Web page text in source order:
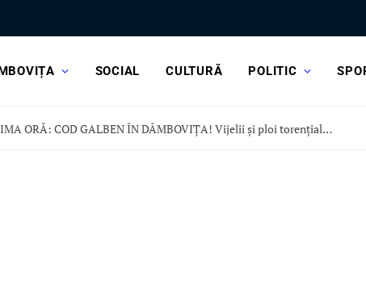
SOCIAL CULTURĂ POLITIC
ULTIMA ORĂ: COD GALBEN ÎN DÂMBOVIȚA! Vijelii și ploi torențiale, în această după-amiază